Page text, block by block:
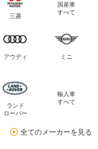
三菱
国産車
すべて
アウディ ミニ
ランド
ローバー
輸入車
すべて
全てのメーカーを見る